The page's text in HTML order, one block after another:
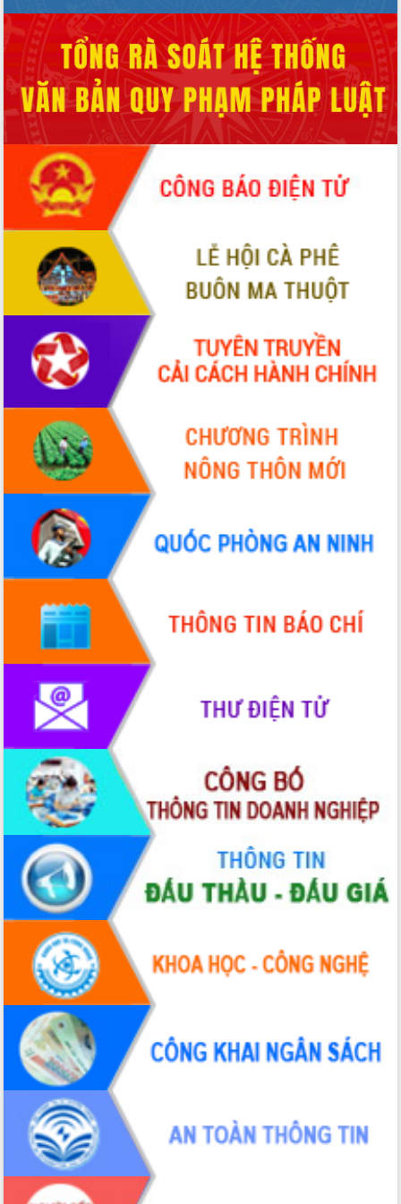
hoạch tỉnh Đắk Lắk thời kỳ 2021-2030,
tầm nhìn đến năm 2050
Nâng cao hiệu quả hoạt động của các
doanh nghiệp nhà nước
Hội nghị triển khai kết nối mạng
truyền số liệu chuyên dùng phục vụ cơ
quan Đảng, Nhà nước
Lễ phát động chuỗi hoạt động chung
tay làm sạch môi trường
Xã Ea Kar bước chuyển mình trong
công tác cải cách hành chính mô hình
UBND tỉnh họp báo định kỳ tháng 4
năm 2026
Hội thảo khoa học “Giải pháp thúc đẩy
phát triển nền kinh tế xanh tại tỉnh
Đắk Lắk”
Tăng cường giám sát, đôn đốc thực
hiện nhiệm vụ quản lý tài sản công
Tháo gỡ những vướng mắc, đẩy mạnh
công tác cải cách thủ tục hành chính
tại Trung tâm Phục vụ hành chính
công tỉnh
Đắk Lắk: Tôn vinh 46 giải pháp tại Hội
thi Sáng tạo Kỹ thuật 2024 - 2025
Đắk Lắk rà soát, điều chỉnh Đề án 190
về phát triển nuôi trồng thủy sản
Phó Chủ tịch UBND tỉnh Đắk Lắk
Trương Công Thái kiểm tra thực địa
Dự án cao tốc Khánh Hòa - Buôn Ma
Thuột
Định vị cà phê Việt Nam như một “di
sản sống” trong dòng chảy toàn cầu
Xây dựng nông thôn mới: Nâng cao đời
sống người dân từ những mô hình thiết
thực
Quyết liệt tháo gỡ vướng mắc, đẩy
nhanh tiến độ các dự án trọng điểm
trong Khu kinh tế Nam Phú Yên
Hòn Yến phát triển du lịch gắn với bảo
tồn biển
Lấy ý kiến điều chỉnh Quy hoạch tỉnh
Đắk Lắk thời kỳ 2021-2030, tầm nhìn
đến năm 2050
Phát động chiến dịch 30 ngày đêm
giải phóng mặt bằng Tuyến đường bộ
ven biển
Đắk Lắk nỗ lực thúc đẩy tăng trưởng
kinh tế từ 10% trở lên trong Quý
II/2026
Đắk Lắk ký kết thỏa thuận hợp tác về
chuyển đổi số giai đoạn 2026 – 2030
với Tập đoàn Bưu chính Viễn thông
Việt Nam
Thứ trưởng Bộ Y tế làm việc với tỉnh
Đắk Lắk về phát triển nhân lực y tế
cho trạm y tế cấp xã
Du lịch Đắk Lắk nâng tầm trải nghiệm
du khách thông qua Hệ thống cơ sở dữ
liệu và Bản đồ số